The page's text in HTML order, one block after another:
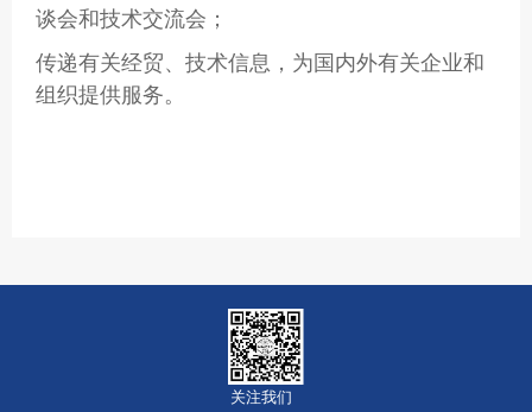
谈会和技术交流会；
传递有关经贸、技术信息，为国内外有关企业和
组织提供服务。
关注我们